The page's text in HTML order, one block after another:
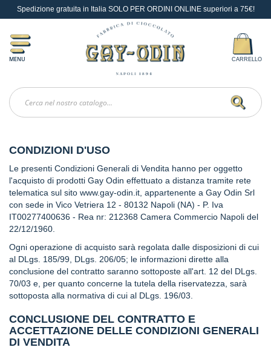
Spedizione gratuita in Italia SOLO PER ORDINI ONLINE superiori a 75€!
MENU
Search
CARRELLO
Idee
V
e
i
o
i
u
o
r
G
i
f
t
a
r
d
Foresta
F
CONDIZIONI D'USO
Le presenti Condizioni Generali di Vendita hanno per oggetto
l'acquisto di prodotti Gay Odin effettuato a distanza tramite rete
telematica sul sito www.gay-odin.it , appartenente a Gay Odin Srl
con sede in Vico Vetriera 12 - 80132 Napoli (NA) - P. Iva
IT00277400636 - Rea nr: 212368 Camera Commercio Napoli del
22/12/1960.
Ogni operazione di acquisto sarà regolata dalle disposizioni di cui
al DLgs. 185/99, DLgs. 206/05; le informazioni dirette alla
conclusione del contratto saranno sottoposte all'art. 12 del DLgs.
70/03 e, per quanto concerne la tutela della riservatezza, sarà
sottoposta alla normativa di cui al DLgs. 196/03.
CONCLUSIONE DEL CONTRATTO E
ACCETTAZIONE DELLE CONDIZIONI GENERALI
DI VENDITA